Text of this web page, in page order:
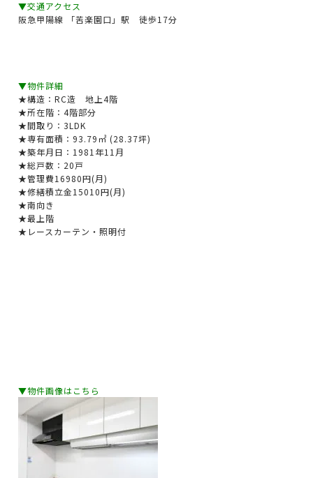
▼交通アクセス
阪急甲陽線 「苦楽園口」駅 徒歩17分
▼物件詳細
★構造：RC造 地上4階
★所在階：4階部分
★間取り：3LDK
★専有面積：93.79㎡ (28.37坪)
★築年月日：1981年11月
★総戸数：20戸
★管理費16980円(月)
★修繕積立金15010円(月)
★南向き
★最上階
★レースカーテン・照明付
▼物件画像はこちら